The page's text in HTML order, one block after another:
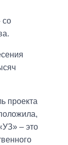
со
проекта
– это